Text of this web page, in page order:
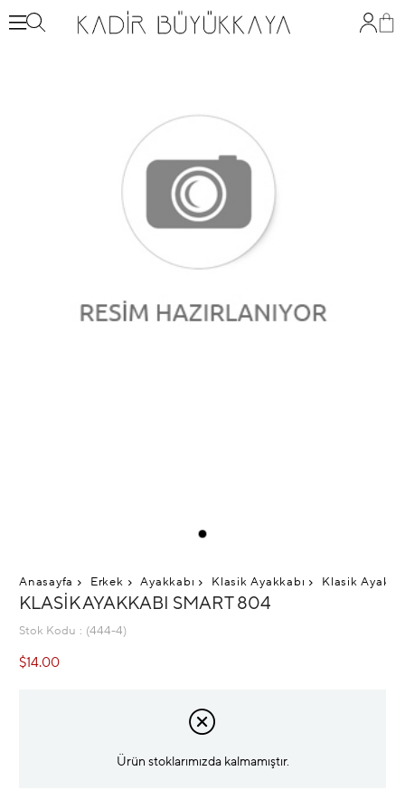
Anasayfa Erkek Ayakkabı Klasik Ayakkabı Klasik
KLASIK AYAKKABI SMART 804
Stok Kodu (444-4)
$14.00
Ürün stoklarımızda kalmamıştır.